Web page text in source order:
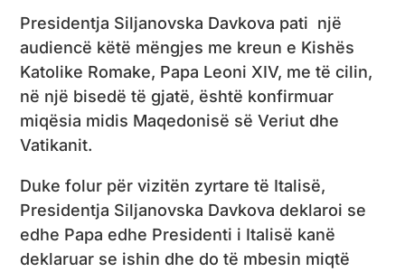
Presidentja Siljanovska Davkova pati një
audiencë këtë mëngjes me kreun e Kishës
Katolike Romake, Papa Leoni XIV, me të cilin,
në një bisedë të gjatë, është konfirmuar
miqësia midis Maqedonisë së Veriut dhe
Vatikanit.
Duke folur për vizitën zyrtare të Italisë,
Presidentja Siljanovska Davkova deklaroi se
edhe Papa edhe Presidenti i Italisë kanë
deklaruar se ishin dhe do të mbesin miqtë